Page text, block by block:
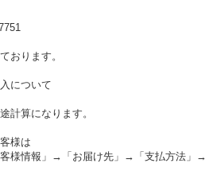
おります。
について
計算になります。
様は
客様情報」→「お届け先」→「支払方法」